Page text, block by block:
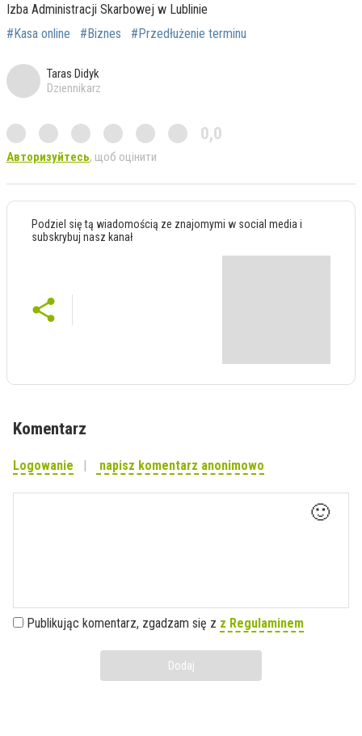
Izba Administracji Skarbowej w Lublinie
#Kasa online
#Biznes #Przedłużenie terminu
Taras Didyk
Dziennikarz
0,0
Авторизуйтесь, щоб оцінити
Podziel się tą wiadomością ze znajomymi w social media i
subskrybuj nasz kanał
Komentarz
Logowanie napisz komentarz anonimowo
🙂
Publikując komentarz, zgadzam się z z Regulaminem
Dodaj